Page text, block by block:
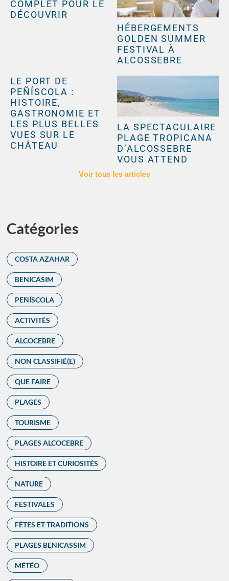
COMPLET POUR LE
DÉCOUVRIR
HÉBERGEMENTS
GOLDEN SUMMER
FESTIVAL À
ALCOSSEBRE
LE PORT DE
PEÑÍSCOLA :
HISTOIRE,
GASTRONOMIE ET
LES PLUS BELLES
VUES SUR LE
CHÂTEAU
LA SPECTACULAIRE
PLAGE TROPICANA
D’ALCOSSEBRE
VOUS ATTEND
Voir tous les articles
Catégories
COSTA AZAHAR
BENICASIM
PEÑÍSCOLA
ACTIVITÉS
ALCOCEBRE
NON CLASSIFIÉ(E)
QUE FAIRE
PLAGES
TOURISME
PLAGES ALCOCEBRE
HISTOIRE ET CURIOSITÉS
NATURE
FESTIVALES
FÊTES ET TRADITIONS
PLAGES BENICASSIM
MÉTÉO